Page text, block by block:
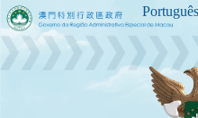
Português